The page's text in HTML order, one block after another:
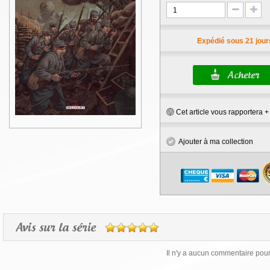
Expédié sous 21
Cet article vous rapportera +
Ajouter à ma collection
Avis sur la série
Il n'y a aucun commentaire